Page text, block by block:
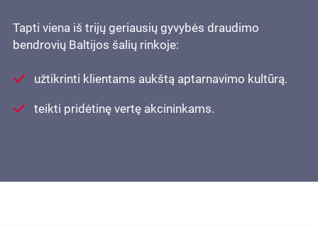
Tapti viena iš trijų geriausių gyvybės draudimo
bendrovių Baltijos šalių rinkoje:
užtikrinti klientams aukštą aptarnavimo kultūrą.
teikti pridėtinę vertę akcininkams.